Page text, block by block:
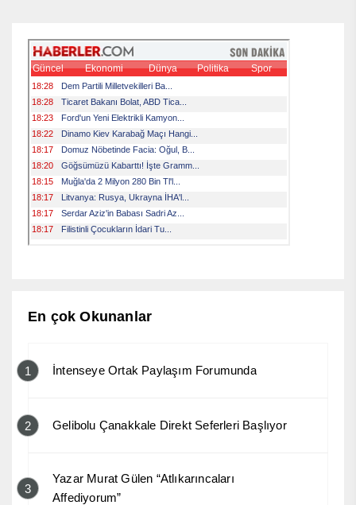
En çok Okunanlar
1 İntenseye Ortak Paylaşım Forumunda
2 Gelibolu Çanakkale Direkt Seferleri Başlıyor
3
Yazar Murat Gülen “Atlıkarıncaları
Affediyorum”